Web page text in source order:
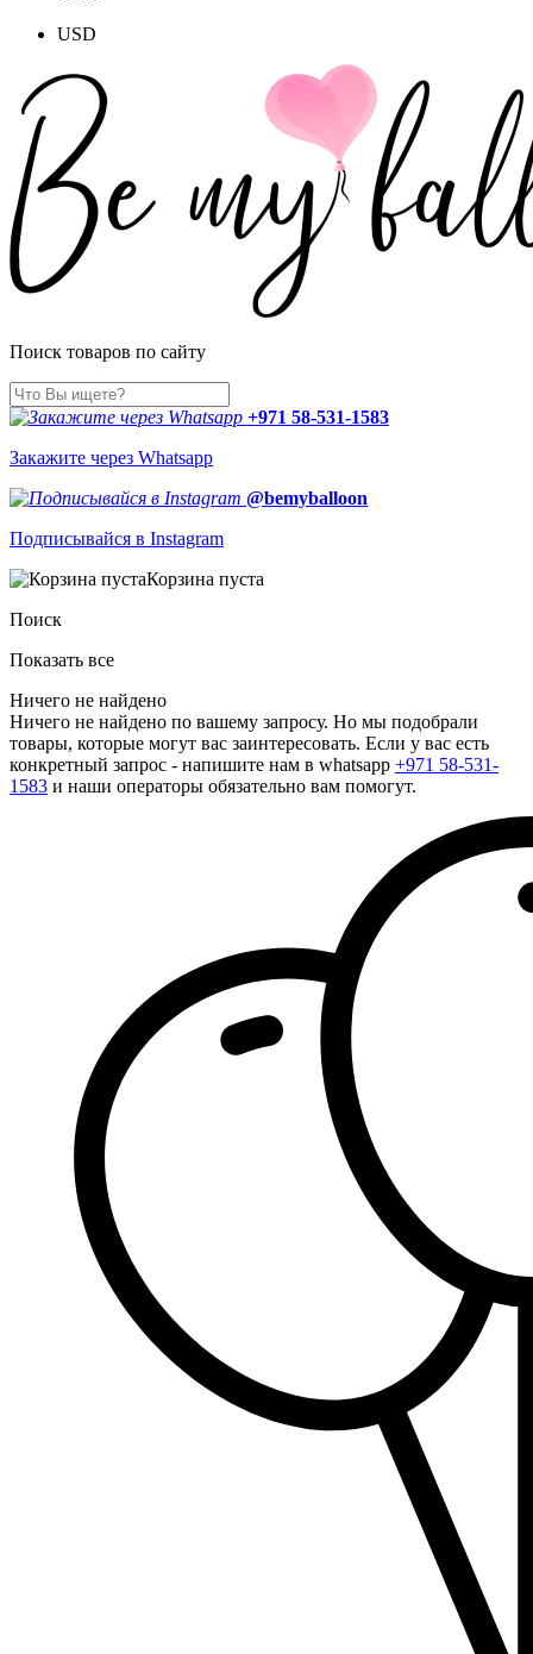
USD
Поиск товаров по сайту
+971 58-531-1583
Закажите через Whatsapp
@bemyballoon
Подписывайся в Instagram
Корзина пуста
Поиск
Показать все
Ничего не найдено
Ничего не найдено по вашему запросу. Но мы подобрали
товары, которые могут вас заинтересовать. Если у вас есть
конкретный запрос - напишите нам в whatsapp +971 58-531-
1583 и наши операторы обязательно вам помогут.